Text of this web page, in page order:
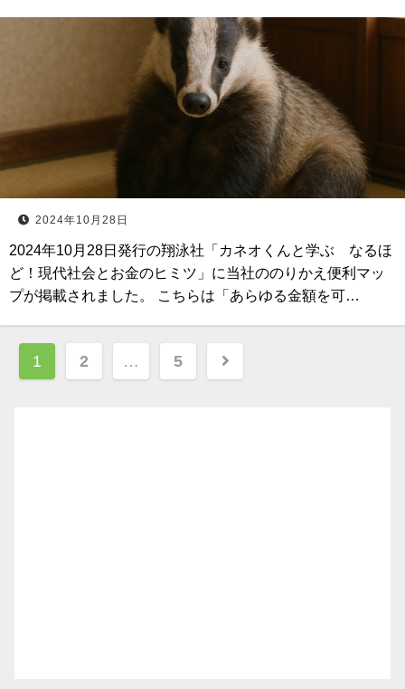
2024年10月28日
2024年10月28日発行の翔泳社「カネオくんと学ぶ なるほ
ど！現代社会とお金のヒミツ」に当社ののりかえ便利マッ
プが掲載されました。 こちらは「あらゆる⾦額を可…
投
稿
1 2 … 5